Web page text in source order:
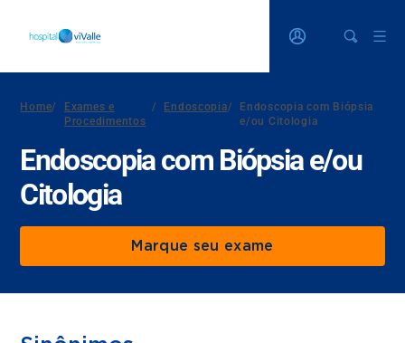
Home/
Exames e
Procedimentos
/ Endoscopia/
Endoscopia com Biópsia
e/ou Citologia
Endoscopia com Biópsia e/ou
Citologia
Marque seu exame